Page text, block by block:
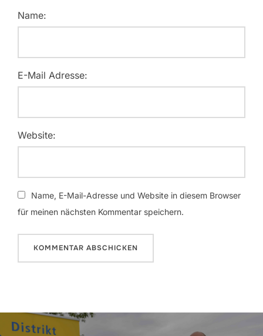
Name:
E-Mail Adresse:
Website:
Name, E-Mail-Adresse und Website in diesem Browser
für meinen nächsten Kommentar speichern.
Beitragsnavigation